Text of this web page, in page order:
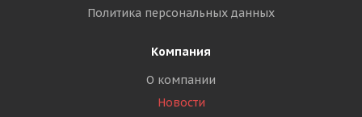
Политика персональных данных
Компания
О компании
Новости